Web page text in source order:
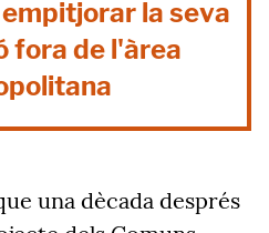
la seva
fora de l'àrea
una dècada després